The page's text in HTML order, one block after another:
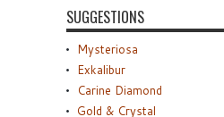
SUGGESTIONS
Mysteriosa
Exkalibur
Carine Diamond
Gold & Crystal